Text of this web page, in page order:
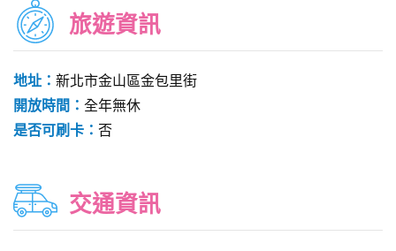
旅遊資訊
地址： 新北市金山區金包里街
開放時間： 全年無休
是否可刷卡： 否
交通資訊